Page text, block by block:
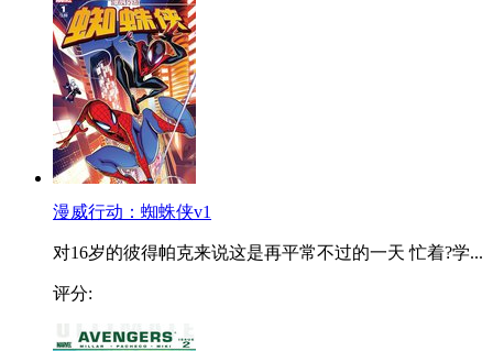
漫威行动：蜘蛛侠v1
对16岁的彼得帕克来说这是再平常不过的一天 忙着?学...
评分: